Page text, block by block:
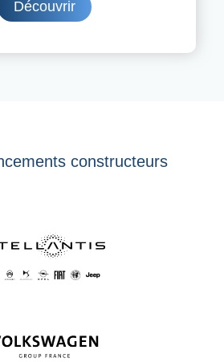
Découvrir
constructeurs